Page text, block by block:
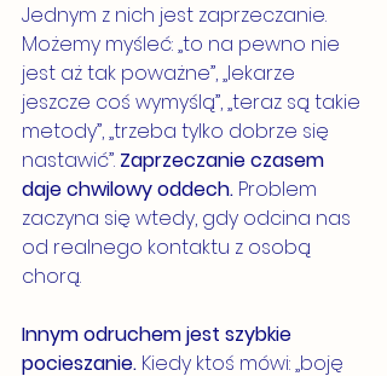
Jednym z nich jest zaprzeczanie.
Możemy myśleć: „to na pewno nie
jest aż tak poważne”, „lekarze
jeszcze coś wymyślą”, „teraz są takie
metody”, „trzeba tylko dobrze się
nastawić”. Zaprzeczanie czasem
daje chwilowy oddech. Problem
zaczyna się wtedy, gdy odcina nas
od realnego kontaktu z osobą
chorą.
Innym odruchem jest szybkie
pocieszanie. Kiedy ktoś mówi: „boję